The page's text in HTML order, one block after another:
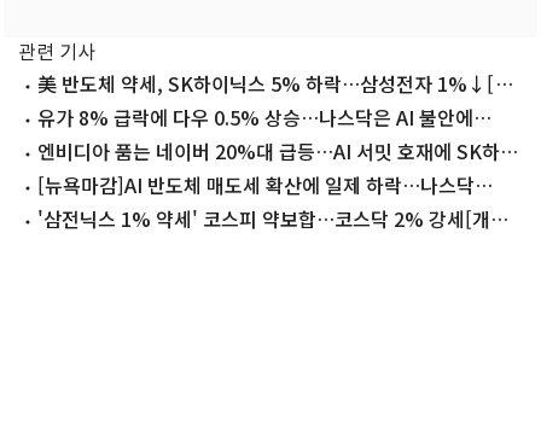
관련 기사
美 반도체 약세, SK하이닉스 5% 하락…삼성전자 1%↓[핫
종목]
유가 8% 급락에 다우 0.5% 상승…나스닥은 AI 불안에
0.2% 하락[뉴욕마감]
엔비디아 품는 네이버 20%대 급등…AI 서밋 호재에 SK하닉
4%↑
[뉴욕마감]AI 반도체 매도세 확산에 일제 하락…나스닥
1.4%↓
'삼전닉스 1% 약세' 코스피 약보합…코스닥 2% 강세[개장